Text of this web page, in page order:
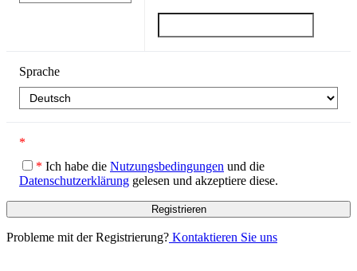
Sprache
*
* Ich habe die Nutzungsbedingungen und die
Datenschutzerklärung gelesen und akzeptiere diese.
Probleme mit der Registrierung? Kontaktieren Sie uns